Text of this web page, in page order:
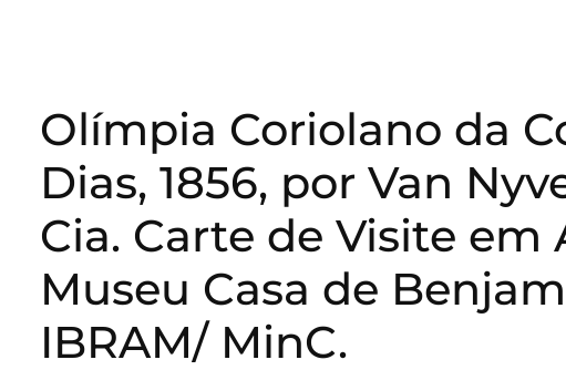
Olímpia Coriolano da
Dias, 1856, por Van
Cia. Carte de Visite em
Museu Casa de
IBRAM/ MinC.